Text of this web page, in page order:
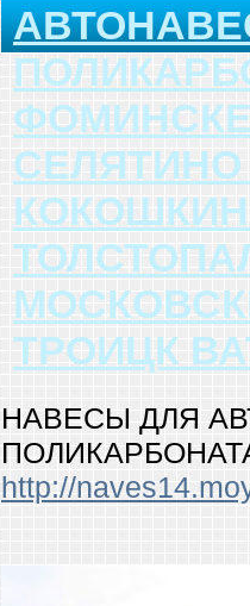
ТРОИЦК
НАВЕСЫ ДЛЯ
http://